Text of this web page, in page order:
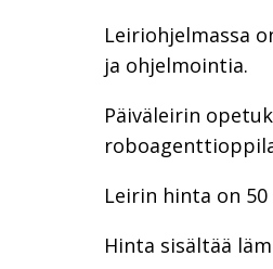
Leiriohjelmassa
ja ohjelmointia.
Päiväleirin
Leirin hinta on
Hinta sisältää